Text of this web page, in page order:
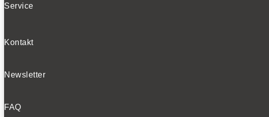
Service
Kontakt
Newsletter
FAQ